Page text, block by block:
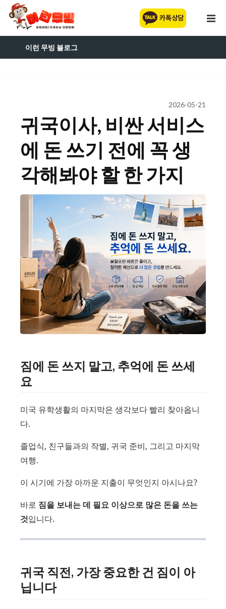
이런 무빙 블로그
2026-05-21
귀국이사, 비싼 서비스
에 돈 쓰기 전에 꼭 생
각해봐야 할 한 가지
짐에 돈 쓰지 말고, 추억에 돈 쓰세
요
미국 유학생활의 마지막은 생각보다 빨리 찾아옵니
다.
졸업식, 친구들과의 작별, 귀국 준비, 그리고 마지막
여행.
이 시기에 가장 아까운 지출이 무엇인지 아시나요?
바로 짐을 보내는 데 필요 이상으로 많은 돈을 쓰는
것입니다.
귀국 직전, 가장 중요한 건 짐이 아
닙니다